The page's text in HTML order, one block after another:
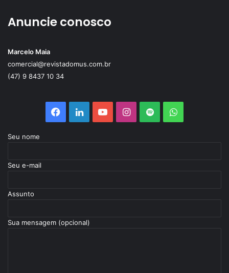
Anuncie conosco
Marcelo Maia
comercial@revistadomus.com.br
(47) 9 8437 10 34
Seu nome
Seu e-mail
Assunto
Sua mensagem (opcional)